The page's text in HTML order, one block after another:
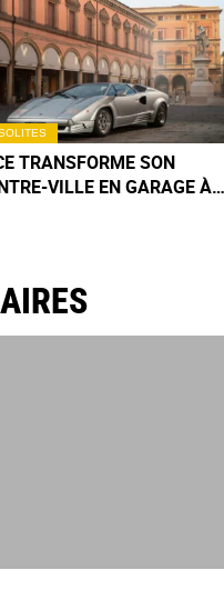
TRANSFORME SON
VILLE EN GARAGE À